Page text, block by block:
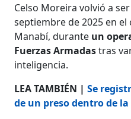
Celso Moreira volvió a
septiembre de 2025 en
Manabí, durante un
Fuerzas Armadastras
inteligencia.
LEA TAMBIÉN |Se
de un preso dentro de